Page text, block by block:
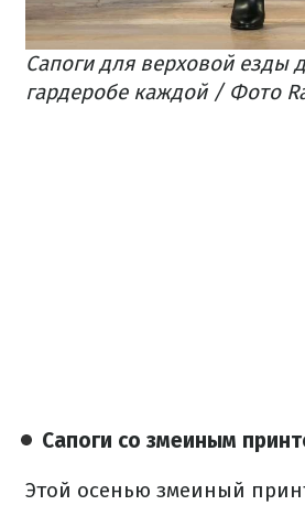
Сапоги для верховой езды
гардеробе каждой / Фото
Сапоги со змеиным
Этой осенью змеиный